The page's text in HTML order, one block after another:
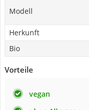
Modell
Herkunft
Bio
Vorteile
vegan